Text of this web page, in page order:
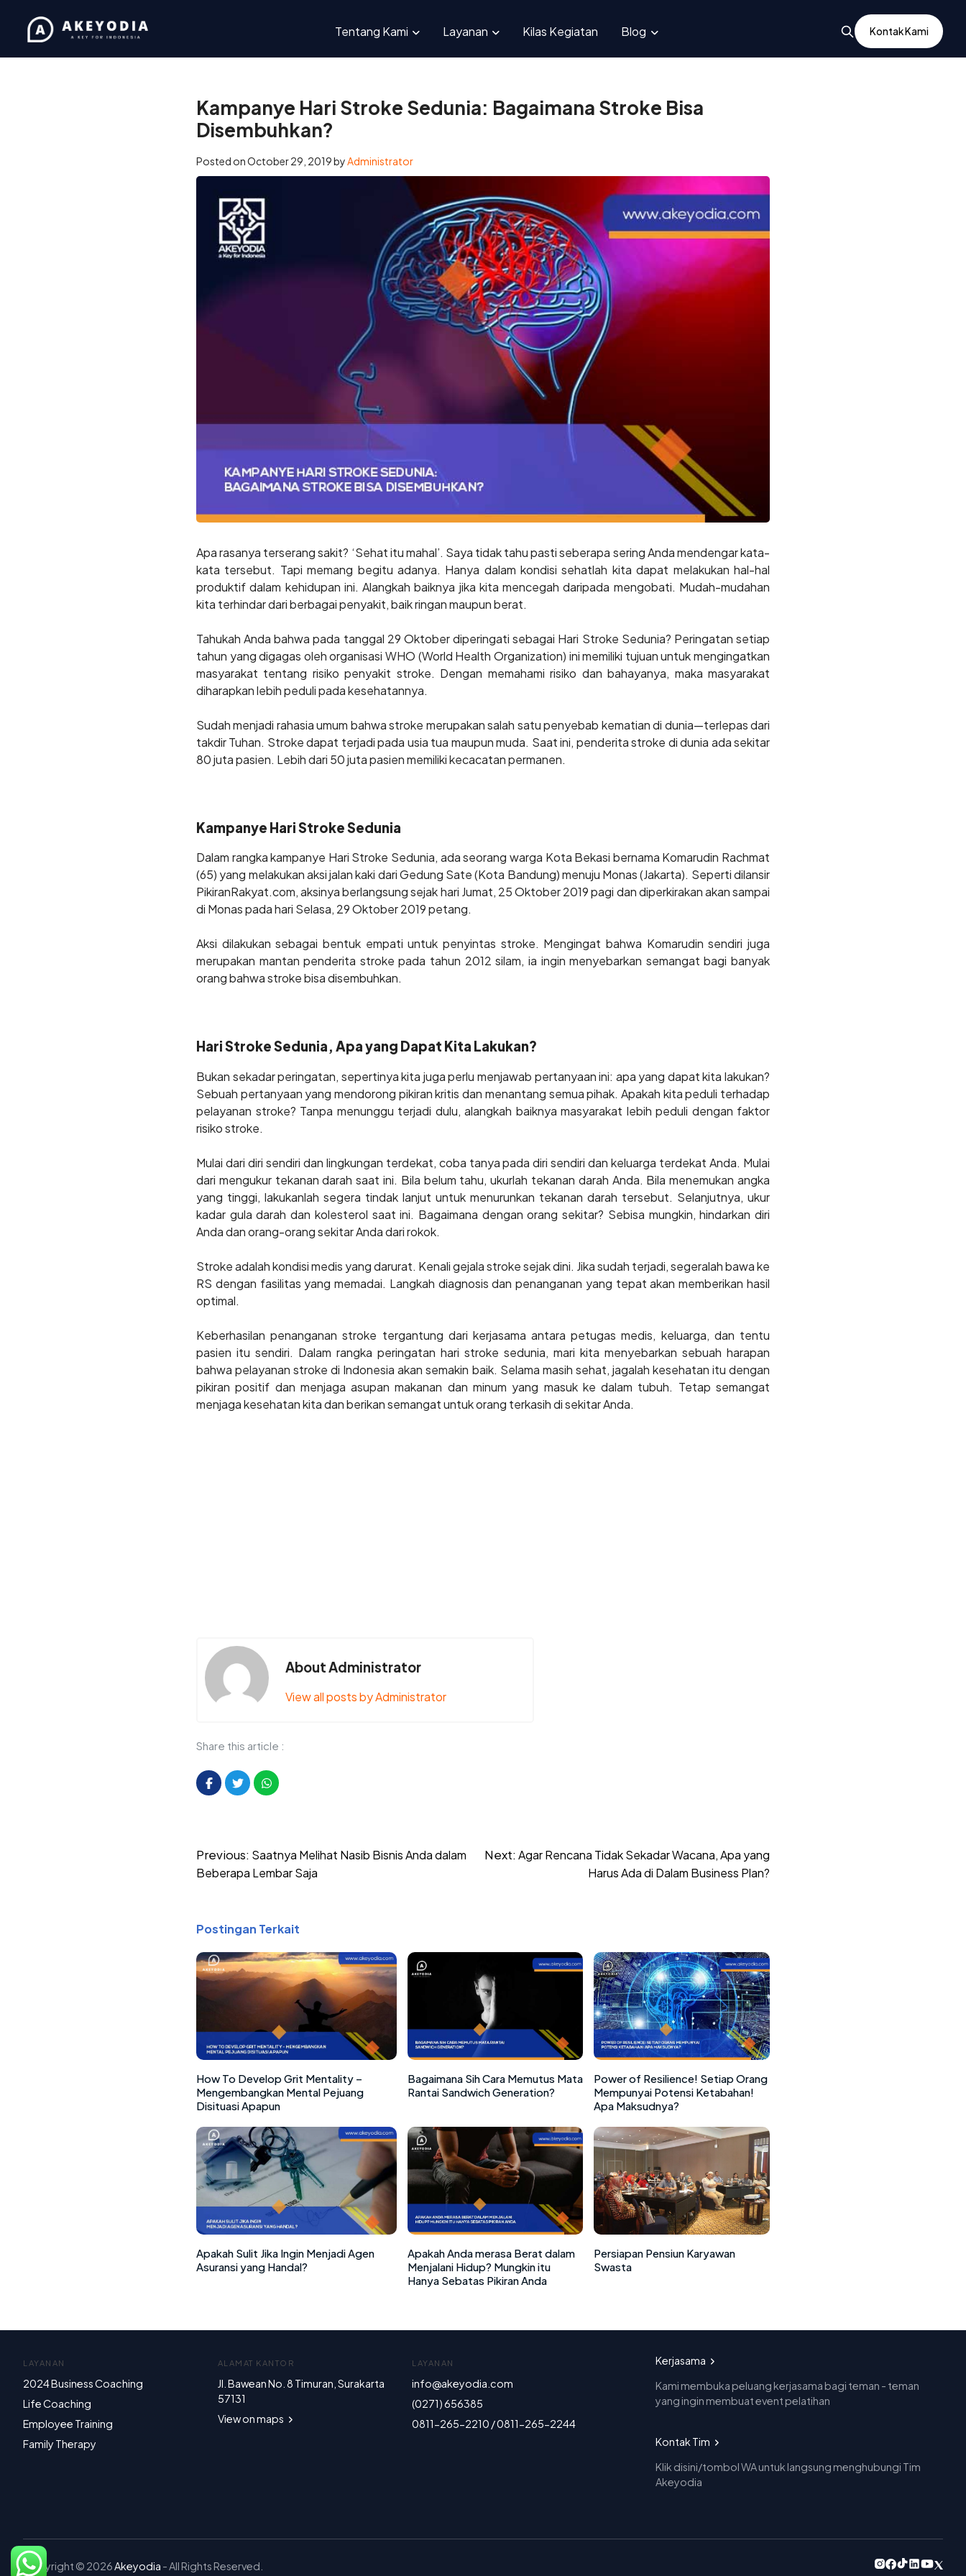
Tentang Kami Layanan Kilas Kegiatan Blog Kontak Kami
Kampanye Hari Stroke Sedunia: Bagaimana Stroke Bisa Disembuhkan?
Kampanye Hari Stroke Sedunia: Bagaimana Stroke Bisa
Disembuhkan?
Posted onOctober 29, 2019byAdministrator
Apa rasanya terserang sakit? ‘Sehat itu mahal’. Saya tidak tahu pasti seberapa sering Anda mendengar kata-
kata tersebut. Tapi memang begitu adanya. Hanya dalam kondisi sehatlah kita dapat melakukan hal-hal
produktif dalam kehidupan ini. Alangkah baiknya jika kita mencegah daripada mengobati. Mudah-mudahan
kita terhindar dari berbagai penyakit, baik ringan maupun berat.
Tahukah Anda bahwa pada tanggal 29 Oktober diperingati sebagai Hari Stroke Sedunia? Peringatan setiap
tahun yang digagas oleh organisasi WHO (World Health Organization) ini memiliki tujuan untuk mengingatkan
masyarakat tentang risiko penyakit stroke. Dengan memahami risiko dan bahayanya, maka masyarakat
diharapkan lebih peduli pada kesehatannya.
Sudah menjadi rahasia umum bahwa stroke merupakan salah satu penyebab kematian di dunia—terlepas dari
takdir Tuhan. Stroke dapat terjadi pada usia tua maupun muda. Saat ini, penderita stroke di dunia ada sekitar
80 juta pasien. Lebih dari 50 juta pasien memiliki kecacatan permanen.
Kampanye Hari Stroke Sedunia
Dalam rangka kampanye Hari Stroke Sedunia, ada seorang warga Kota Bekasi bernama Komarudin Rachmat
(65) yang melakukan aksi jalan kaki dari Gedung Sate (Kota Bandung) menuju Monas (Jakarta). Seperti dilansir
PikiranRakyat.com, aksinya berlangsung sejak hari Jumat, 25 Oktober 2019 pagi dan diperkirakan akan sampai
di Monas pada hari Selasa, 29 Oktober 2019 petang.
Aksi dilakukan sebagai bentuk empati untuk penyintas stroke. Mengingat bahwa Komarudin sendiri juga
merupakan mantan penderita stroke pada tahun 2012 silam, ia ingin menyebarkan semangat bagi banyak
orang bahwa stroke bisa disembuhkan.
Hari Stroke Sedunia, Apa yang Dapat Kita Lakukan?
Bukan sekadar peringatan, sepertinya kita juga perlu menjawab pertanyaan ini: apa yang dapat kita lakukan?
Sebuah pertanyaan yang mendorong pikiran kritis dan menantang semua pihak. Apakah kita peduli terhadap
pelayanan stroke? Tanpa menunggu terjadi dulu, alangkah baiknya masyarakat lebih peduli dengan faktor
risiko stroke.
Mulai dari diri sendiri dan lingkungan terdekat, coba tanya pada diri sendiri dan keluarga terdekat Anda. Mulai
dari mengukur tekanan darah saat ini. Bila belum tahu, ukurlah tekanan darah Anda. Bila menemukan angka
yang tinggi, lakukanlah segera tindak lanjut untuk menurunkan tekanan darah tersebut. Selanjutnya, ukur
kadar gula darah dan kolesterol saat ini. Bagaimana dengan orang sekitar? Sebisa mungkin, hindarkan diri
Anda dan orang-orang sekitar Anda dari rokok.
Stroke adalah kondisi medis yang darurat. Kenali gejala stroke sejak dini. Jika sudah terjadi, segeralah bawa ke
RS dengan fasilitas yang memadai. Langkah diagnosis dan penanganan yang tepat akan memberikan hasil
optimal.
Keberhasilan penanganan stroke tergantung dari kerjasama antara petugas medis, keluarga, dan tentu
pasien itu sendiri. Dalam rangka peringatan hari stroke sedunia, mari kita menyebarkan sebuah harapan
bahwa pelayanan stroke di Indonesia akan semakin baik. Selama masih sehat, jagalah kesehatan itu dengan
pikiran positif dan menjaga asupan makanan dan minum yang masuk ke dalam tubuh. Tetap semangat
menjaga kesehatan kita dan berikan semangat untuk orang terkasih di sekitar Anda.
About Administrator
View all posts by Administrator
Share this article :
navigation
Previous: Saatnya Melihat Nasib Bisnis Anda dalam
Beberapa Lembar Saja
Next:Agar Rencana Tidak Sekadar Wacana, Apa yang
Harus Ada di Dalam Business Plan?
Postingan Terkait
How To Develop Grit Mentality –
Mengembangkan Mental Pejuang
Disituasi Apapun
Bagaimana Sih Cara Memutus Mata
Rantai Sandwich Generation?
Power of Resilience! Setiap Orang
Mempunyai Potensi Ketabahan!
Apa Maksudnya?
Apakah Sulit Jika Ingin Menjadi Agen
Asuransi yang Handal?
Apakah Anda merasa Berat dalam
Menjalani Hidup? Mungkin itu
Hanya Sebatas Pikiran Anda
Persiapan Pensiun Karyawan
Swasta
LAYANAN
2024 Business Coaching
Life Coaching
Employee Training
Family Therapy
ALAMAT KANTOR
Jl. Bawean No. 8 Timuran, Surakarta
57131
View on maps
LAYANAN
info@akeyodia.com
(0271) 656385
0811-265-2210 / 0811-265-2244
Kerjasama
Kami membuka peluang kerjasama bagi teman - teman
yang ingin membuat event pelatihan
Kontak Tim
Klik disini/tombol WA untuk langsung menghubungi Tim
Akeyodia
Copyright © 2026Akeyodia - All Rights Reserved.